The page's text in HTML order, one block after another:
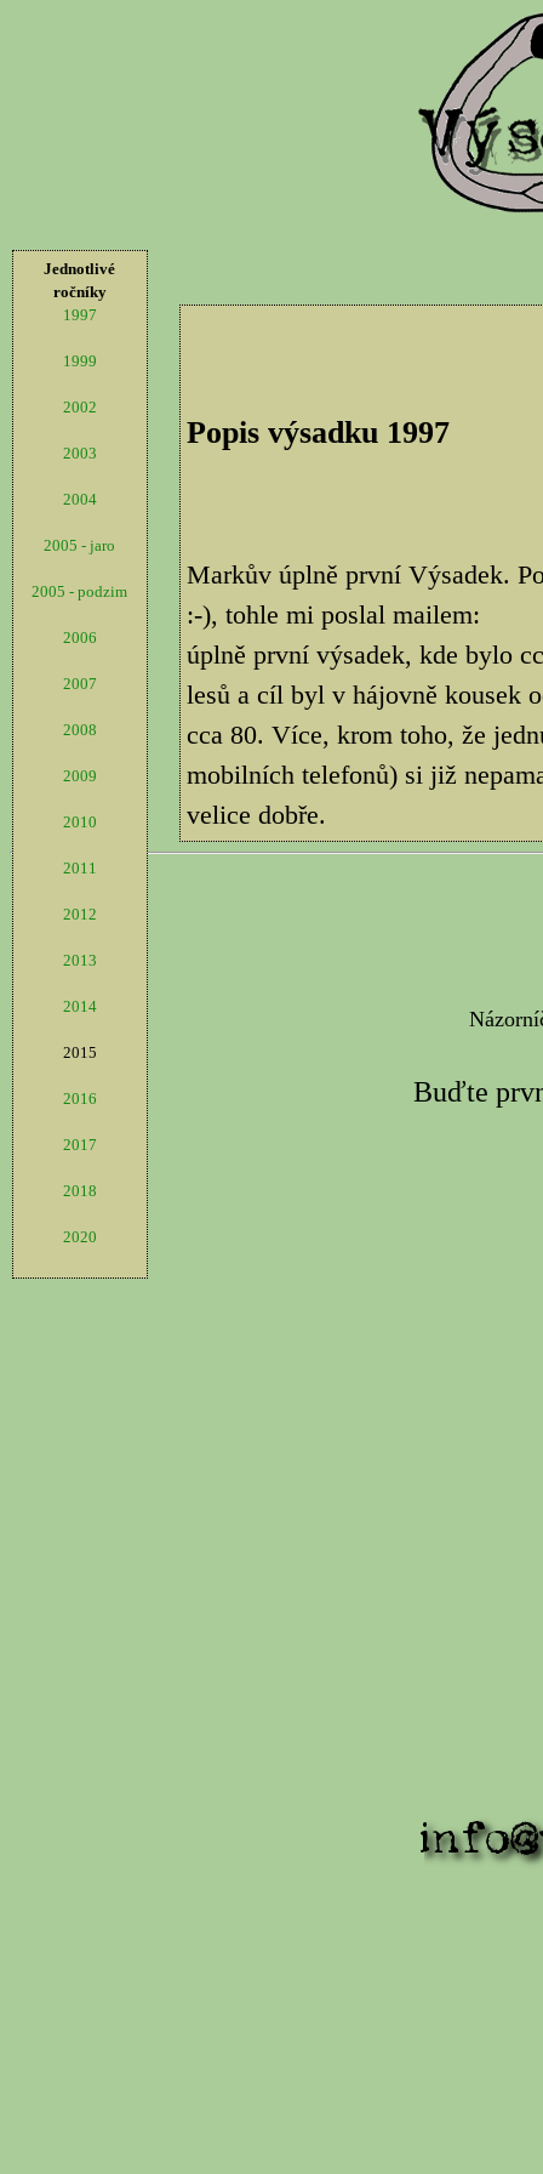
Jednotlivé
ročníky
1997
1999
2002
2003
2004
2005 - jaro
2005 - podzim
2006
2007
2008
2009
2010
2011
2012
2013
2014
2015
2016
2017
2018
2020
Popis výsadku 1997
Markův úplně první Výsadek.
:-), tohle mi poslal mailem:
úplně první výsadek, kde bylo
lesů a cíl byl v hájovně kousek
cca 80. Více, krom toho, že
mobilních telefonů) si již
velice dobře.